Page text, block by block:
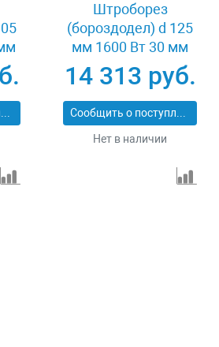
Сообщить о поступлении
Штроборез
(бороздодел) d 125
мм 1600 Вт 30 мм
кейс Зубр ЗШ-П30-
1600 ПСТК
14 313 руб.
Сообщить о поступлении
Нет в наличии